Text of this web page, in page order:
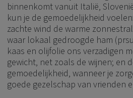
binnenkomt vanuit Italië,
kun je de gemoedelijkheid
zachte wind de warme
waar lokaal gedroogde ham
kaas en olijfolie ons verzadigen
gewicht, net zoals de wijnen; en
gemoedelijkheid, wanneer je
goede gezelschap van vrienden